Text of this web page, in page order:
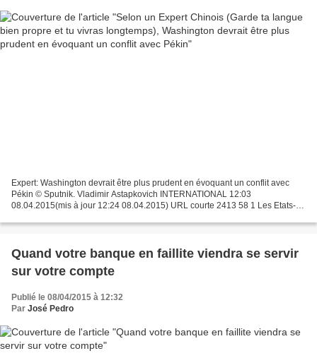
Expert: Washington devrait être plus prudent en évoquant un conflit avec
Pékin © Sputnik. Vladimir Astapkovich INTERNATIONAL 12:03
08.04.2015(mis à jour 12:24 08.04.2015) URL courte 2413 58 1 Les Etats-
Quand votre banque en faillite viendra se servir
sur votre compte
Publié le 08/04/2015 à 12:32
Par José Pedro